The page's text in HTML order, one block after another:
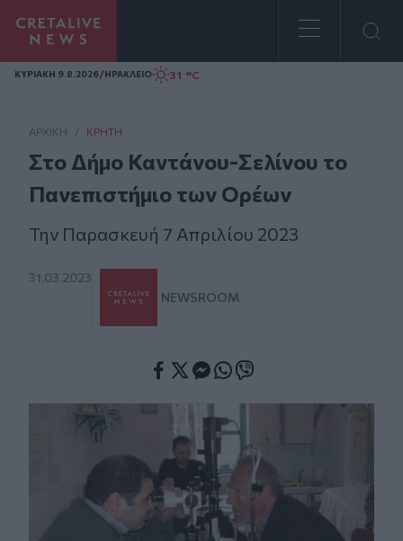
Homepage
ΚΥΡΙΑΚΗ 9.8.2026/ΗΡΑΚΛΕΙΟ 31 °C
ΑΡΧΙΚΗ / ΚΡΉΤΗ
Στο Δήμο Καντάνου-Σελίνου το
Πανεπιστήμιο των Ορέων
Την Παρασκευή 7 Απριλίου 2023
31.03.2023
NEWSROOM